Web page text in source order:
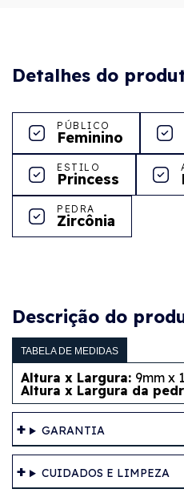
Detalhes do
PÚBLICO
Feminino
ESTILO
Princess
PEDRA
Zircônia
Descrição do
TABELA DE MEDIDAS
Altura x Largura: 9mm x
Altura x Largura da
GARANTIA
CUIDADOS E LIMPEZA